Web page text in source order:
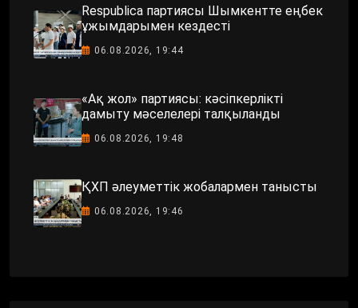
Respublica партиясы Шымкентте еңбек
ұжымдарымен кездесті
06.08.2026, 19:44
«Ақ жол» партиясы: кәсіпкерлікті
дамыту мәселелері талқыланды
06.08.2026, 19:48
ҚХП әлеуметтік жобалармен танысты
06.08.2026, 19:46